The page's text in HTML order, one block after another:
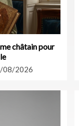
châtain pour
08/2026